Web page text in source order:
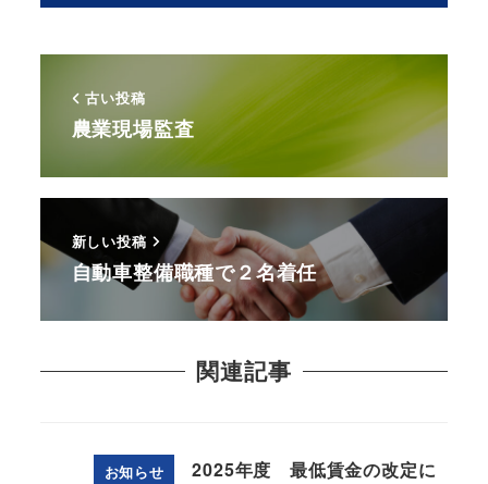
古い投稿
農業現場監査
新しい投稿
自動車整備職種で２名着任
関連記事
お知らせ
2025年度 最低賃金の改定に